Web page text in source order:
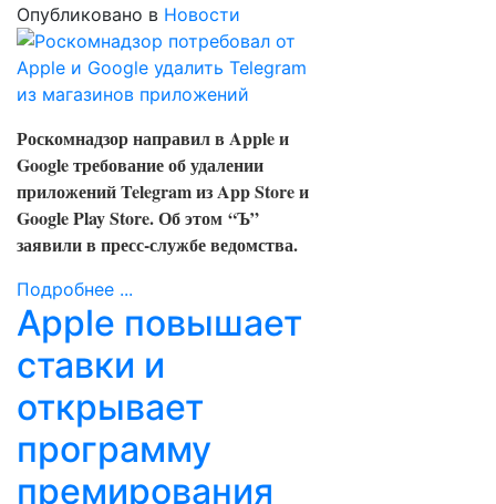
Опубликовано в Новости
Роскомнадзор направил в Apple и
Google требование об удалении
приложений Telegram из App Store и
Google Play Store. Об этом “Ъ”
заявили в пресс-службе ведомства.
Подробнее ...
Apple повышает
ставки и
открывает
программу
премирования